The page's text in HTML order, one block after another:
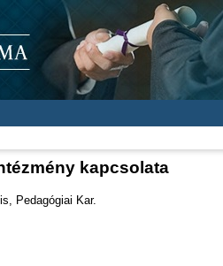
kapcsolata
Pedagógiai Kar.